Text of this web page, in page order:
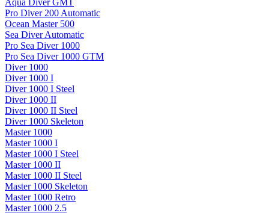
Aqua Diver GMT
Pro Diver 200 Automatic
Ocean Master 500
Sea Diver Automatic
Pro Sea Diver 1000
Pro Sea Diver 1000 GTM
Diver 1000
Diver 1000 I
Diver 1000 I Steel
Diver 1000 II
Diver 1000 II Steel
Diver 1000 Skeleton
Master 1000
Master 1000 I
Master 1000 I Steel
Master 1000 II
Master 1000 II Steel
Master 1000 Skeleton
Master 1000 Retro
Master 1000 2.5